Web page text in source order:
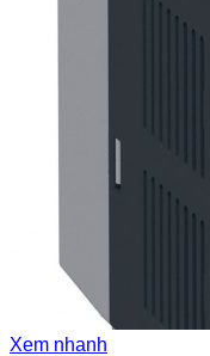
Xem nhanh